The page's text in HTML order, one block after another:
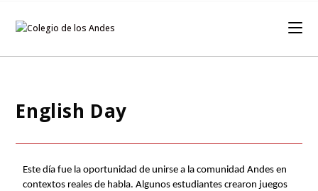
English Day
Este día fue la oportunidad de unirse a la comunidad Andes en
contextos reales de habla. Algunos estudiantes crearon juegos